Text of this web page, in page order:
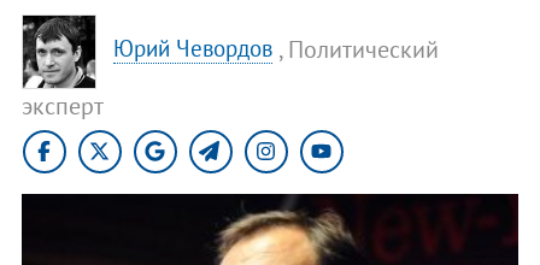
Юрий Чевордов , Политический
эксперт